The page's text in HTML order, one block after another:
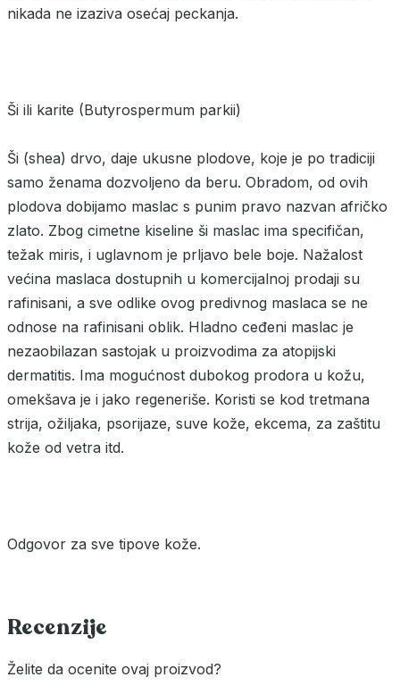
nikada ne izaziva osećaj peckanja.
Ši ili karite (Butyrospermum parkii)
Ši (shea) drvo, daje ukusne plodove, koje je po tradiciji
samo ženama dozvoljeno da beru. Obradom, od ovih
plodova dobijamo maslac s punim pravo nazvan afričko
zlato. Zbog cimetne kiseline ši maslac ima specifičan,
težak miris, i uglavnom je prljavo bele boje. Nažalost
većina maslaca dostupnih u komercijalnoj prodaji su
rafinisani, a sve odlike ovog predivnog maslaca se ne
odnose na rafinisani oblik. Hladno ceđeni maslac je
nezaobilazan sastojak u proizvodima za atopijski
dermatitis. Ima mogućnost dubokog prodora u kožu,
omekšava je i jako regeneriše. Koristi se kod tretmana
strija, ožiljaka, psorijaze, suve kože, ekcema, za zaštitu
kože od vetra itd.
Odgovor za sve tipove kože.
Recenzije
Želite da ocenite ovaj proizvod?